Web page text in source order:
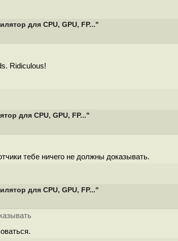
для CPU, GPU, FP..."
Ridiculous!
для CPU, GPU, FP..."
тебе ничего не должны доказывать.
для CPU, GPU, FP..."